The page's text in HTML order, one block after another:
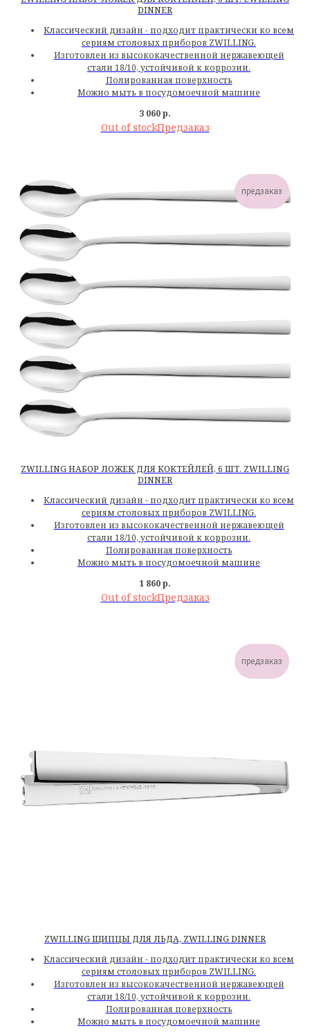
DINNER
Классический дизайн - подходит практически ко всем
сериям столовых приборов ZWILLING.
Изготовлен из высококачественной нержавеющей
стали 18/10, устойчивой к коррозии.
Полированная поверхность
Можно мыть в посудомоечной машине
3 060р.
Out of stock
предзаказ
ZWILLING НАБОР ЛОЖЕК ДЛЯ КОКТЕЙЛЕЙ, 6 ШТ. ZWILLING
DINNER
Классический дизайн - подходит практически ко всем
сериям столовых приборов ZWILLING.
Изготовлен из высококачественной нержавеющей
стали 18/10, устойчивой к коррозии.
Полированная поверхность
Можно мыть в посудомоечной машине
1 860р.
Out of stock
предзаказ
ZWILLING ЩИПЦЫ ДЛЯ ЛЬДА, ZWILLING DINNER
Классический дизайн - подходит практически ко всем
сериям столовых приборов ZWILLING.
Изготовлен из высококачественной нержавеющей
стали 18/10, устойчивой к коррозии.
Полированная поверхность
Можно мыть в посудомоечной машине